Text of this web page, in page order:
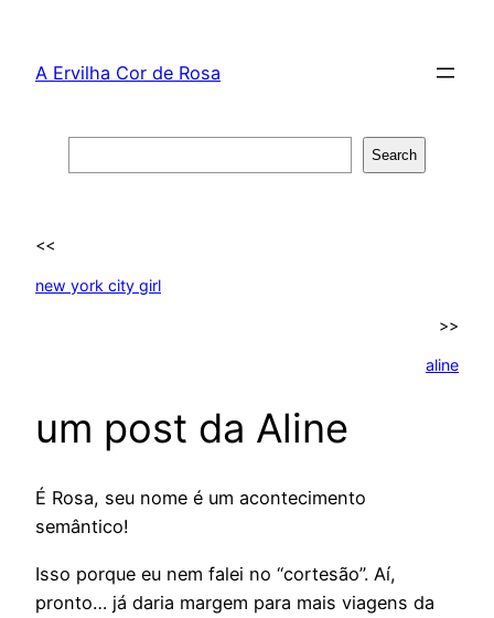
content
A Ervilha Cor de Rosa
Search
<<
new york city girl
>>
aline
um post da Aline
É Rosa, seu nome é um acontecimento
semântico!
Isso porque eu nem falei no “cortesão”. Aí,
pronto… já daria margem para mais viagens da